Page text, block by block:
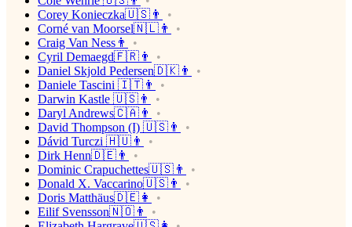
Corey Konieczka🇺🇸👨
Corné van Moorsel🇳🇱👨
Craig Van Ness👨
Cyril Demaegd🇫🇷👨
Daniel Skjold Pedersen🇩🇰👨
Daniele Tascini 🇮🇹👨
Darwin Kastle 🇺🇸👨
Daryl Andrews🇨🇦👨
David Thompson (I) 🇺🇸👨
Dávid Turczi 🇭🇺👨
Dirk Henn🇩🇪👨
Dominic Crapuchettes🇺🇸👨
Donald X. Vaccarino🇺🇸👨
Doris Matthäus🇩🇪👩
Eilif Svensson🇳🇴👨